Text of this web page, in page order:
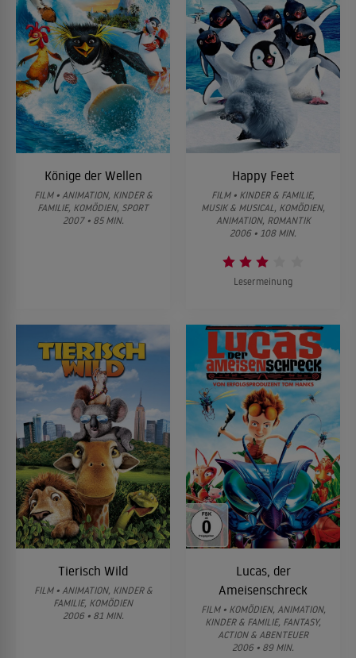
Könige der Wellen
FILM • ANIMATION, KINDER &
FAMILIE, KOMÖDIEN, SPORT
2007 • 85 MIN.
Happy Feet
FILM • KINDER & FAMILIE,
MUSIK & MUSICAL, KOMÖDIEN,
ANIMATION, ROMANTIK
2006 • 108 MIN.
Lesermeinung
Tierisch Wild
FILM • ANIMATION, KINDER &
FAMILIE, KOMÖDIEN
2006 • 81 MIN.
Lucas, der
Ameisenschreck
FILM • KOMÖDIEN, ANIMATION,
KINDER & FAMILIE, FANTASY,
ACTION & ABENTEUER
2006 • 89 MIN.